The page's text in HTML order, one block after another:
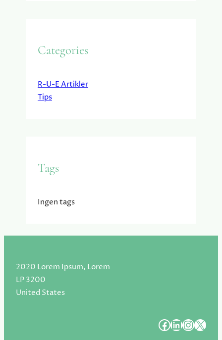
Categories
R-U-E Artikler
Tips
Tags
Ingen tags
2020 Lorem Ipsum, Lorem
LP 3200
United States
####